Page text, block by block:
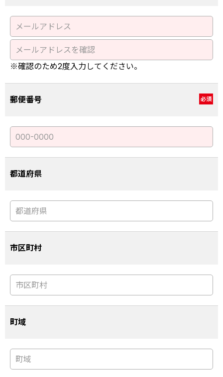
※確認のため2度入力してください。
郵便番号 必須
都道府県
市区町村
町域